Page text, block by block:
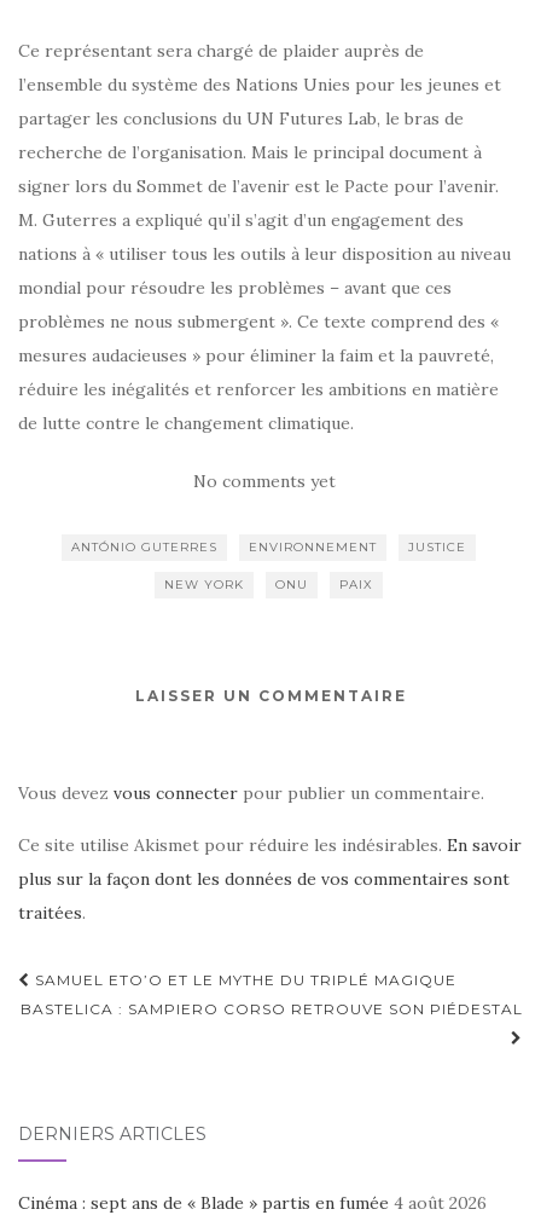
Ce représentant sera chargé de plaider auprès de
l’ensemble du système des Nations Unies pour les jeunes et
partager les conclusions du UN Futures Lab, le bras de
recherche de l’organisation. Mais le principal document à
signer lors du Sommet de l’avenir est le Pacte pour l’avenir.
M. Guterres a expliqué qu’il s’agit d’un engagement des
nations à « utiliser tous les outils à leur disposition au niveau
mondial pour résoudre les problèmes – avant que ces
problèmes ne nous submergent ». Ce texte comprend des «
mesures audacieuses » pour éliminer la faim et la pauvreté,
réduire les inégalités et renforcer les ambitions en matière
de lutte contre le changement climatique.
No comments yet
ANTÓNIO GUTERRES ENVIRONNEMENT JUSTICE
NEW YORK ONU PAIX
LAISSER UN COMMENTAIRE
Vous devez vous connecter pour publier un commentaire.
Ce site utilise Akismet pour réduire les indésirables. En savoir
plus sur la façon dont les données de vos commentaires sont
traitées.
Navigation
d'article
SAMUEL ETO’O ET LE MYTHE DU TRIPLÉ MAGIQUE
BASTELICA : SAMPIERO CORSO RETROUVE SON PIÉDESTAL
DERNIERS ARTICLES
Cinéma : sept ans de « Blade » partis en fumée 4 août 2026